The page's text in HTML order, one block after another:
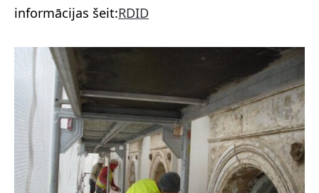
informācijas šeit:RDID